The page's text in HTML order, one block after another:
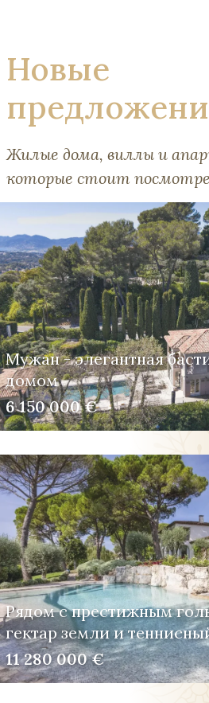
Новые
Жилые дома, виллы и
которые стоит
Мужан - элегантная
домом
6 150 000 €
Рядом с престижным
гектар земли и
11 280 000 €